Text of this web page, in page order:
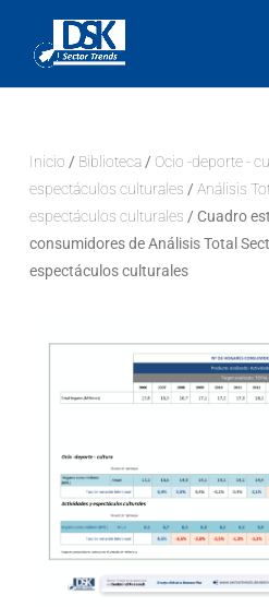
Inicio / Biblioteca/ Ocio -deporte -
espectáculos culturales / Análisis
espectáculos culturales / Cuadro
consumidores de Análisis Total
espectáculos culturales